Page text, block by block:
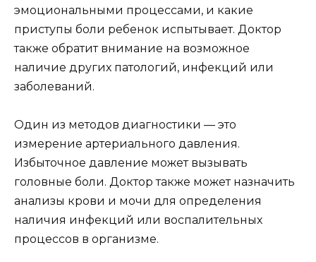
эмоциональными процессами, и какие
приступы боли ребенок испытывает. Доктор
также обратит внимание на возможное
наличие других патологий, инфекций или
заболеваний.
Один из методов диагностики — это
измерение артериального давления.
Избыточное давление может вызывать
головные боли. Доктор также может назначить
анализы крови и мочи для определения
наличия инфекций или воспалительных
процессов в организме.